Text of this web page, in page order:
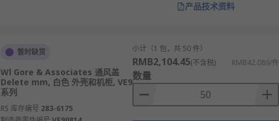
产品技术资料
暂时缺货
Wl Gore & Associates 通风盖
Delete mm, 白色 外壳和机柜, VE9
系列
RS 库存编号 283-6175
小计（1 包，共 50 件）
RMB2,104.45(不含税) RMB42.089/件
数量